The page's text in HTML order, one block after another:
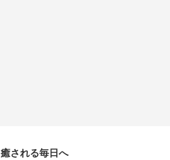
癒される毎日へ